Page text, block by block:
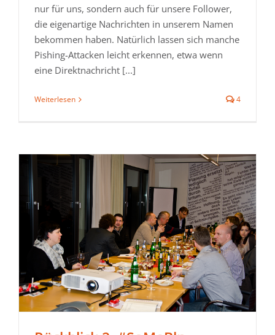
nur für uns, sondern auch für unsere Follower,
die eigenartige Nachrichten in unserem Namen
bekommen haben. Natürlich lassen sich manche
Pishing-Attacken leicht erkennen, etwa wenn
eine Direktnachricht [...]
Weiterlesen 4